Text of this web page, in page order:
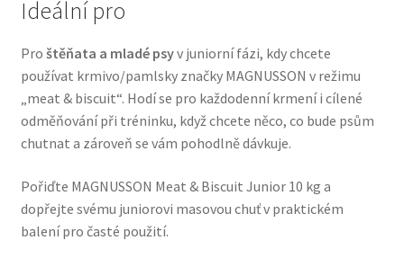
Veterinární dieta pro psy
Vodítka a obojky
Wolf of Wilderness
Ideální pro
Pro štěňata a mladé psyv juniorní fázi, kdy chcete
používat krmivo/pamlsky značky MAGNUSSON v režimu
„meat & biscuit“. Hodí se pro každodenní krmení i cílené
odměňování při tréninku, když chcete něco, co bude psům
chutnat a zároveň se vám pohodlně dávkuje.
Pořiďte MAGNUSSON Meat & Biscuit Junior 10 kg a
dopřejte svému juniorovi masovou chuť v praktickém
balení pro časté použití.